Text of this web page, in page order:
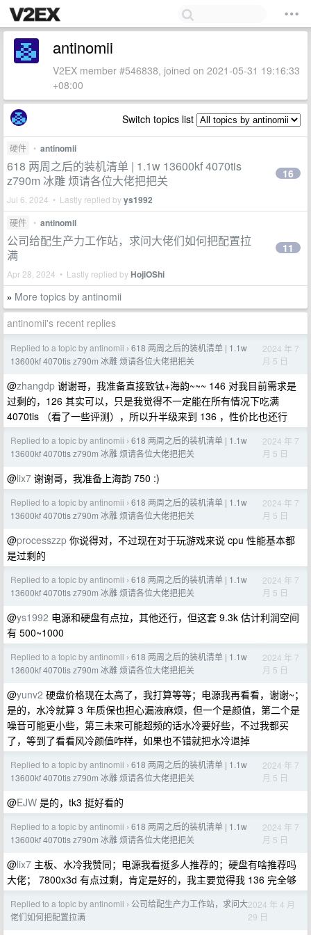
antinomii
V2EX member #546838, joined on 2021-05-31 19:16:33
+08:00
Switch topics list
硬件 • antinomii
618 两周之后的装机清单 | 1.1w 13600kf 4070tis
z790m 冰雕 烦请各位大佬把把关
Jul 6, 2024 • Lastly replied byys1992
16
硬件 • antinomii
公司给配生产力工作站，求问大佬们如何把配置拉
满
Apr 28, 2024 • Lastly replied byHojiOShi
11
» More topics by antinomii
antinomii's recent replies
Replied to a topic by antinomii › 618 两周之后的装机清单 | 1.1w
13600kf 4070tis z790m 冰雕 烦请各位大佬把把关
2024 年 7
月 5 日
@zhangdp 谢谢哥，我准备直接致钛+海韵~~~ 146 对我目前需求是
过剩的，126 其实可以，只是我觉得不一定能在所有情况下吃满
4070tis （看了一些评测），所以升半级来到 136 ，性价比也还行
Replied to a topic by antinomii › 618 两周之后的装机清单 | 1.1w
13600kf 4070tis z790m 冰雕 烦请各位大佬把把关
2024 年 7
月 5 日
@lix7 谢谢哥，我准备上海韵 750 :)
Replied to a topic by antinomii › 618 两周之后的装机清单 | 1.1w
13600kf 4070tis z790m 冰雕 烦请各位大佬把把关
2024 年 7
月 5 日
@processzzp 你说得对，不过现在对于玩游戏来说 cpu 性能基本都
是过剩的
Replied to a topic by antinomii › 618 两周之后的装机清单 | 1.1w
13600kf 4070tis z790m 冰雕 烦请各位大佬把把关
2024 年 7
月 5 日
@ys1992 电源和硬盘有点拉，其他还行，但这套 9.3k 估计利润空间
有 500~1000
Replied to a topic by antinomii › 618 两周之后的装机清单 | 1.1w
13600kf 4070tis z790m 冰雕 烦请各位大佬把把关
2024 年 7
月 5 日
@yunv2 硬盘价格现在太高了，我打算等等；电源我再看看，谢谢~；
是的，水冷就算 3 年质保也担心漏液麻烦，但一个是颜值，第二个是
噪音可能更小些，第三未来可能超频的话水冷要好些，不过我都买
了，等到了看看风冷颜值咋样，如果也不错就把水冷退掉
Replied to a topic by antinomii › 618 两周之后的装机清单 | 1.1w
13600kf 4070tis z790m 冰雕 烦请各位大佬把把关
2024 年 7
月 5 日
@EJW 是的，tk3 挺好看的
Replied to a topic by antinomii › 618 两周之后的装机清单 | 1.1w
13600kf 4070tis z790m 冰雕 烦请各位大佬把把关
2024 年 7
月 5 日
@lix7 主板、水冷我赞同；电源我看挺多人推荐的；硬盘有啥推荐吗
大佬； 7800x3d 有点过剩，肯定是好的，我主要觉得我 136 完全够
Replied to a topic by antinomii › 公司给配生产力工作站，求问大
佬们如何把配置拉满
2024 年 4 月
29 日